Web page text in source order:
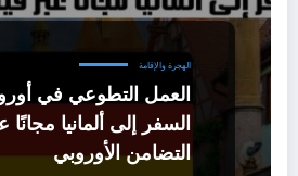
الهجرة والإقامة
العمل التطوعي في
السفر إلى ألمانيا مجانًا
التضامن الأوروبي